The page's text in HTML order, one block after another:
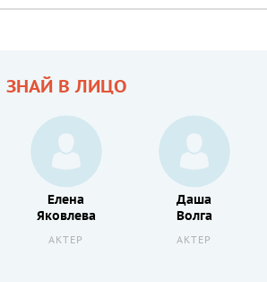
ЗНАЙ В ЛИЦО
Елена
Яковлева
АКТЕР
Даша
Волга
АКТЕР